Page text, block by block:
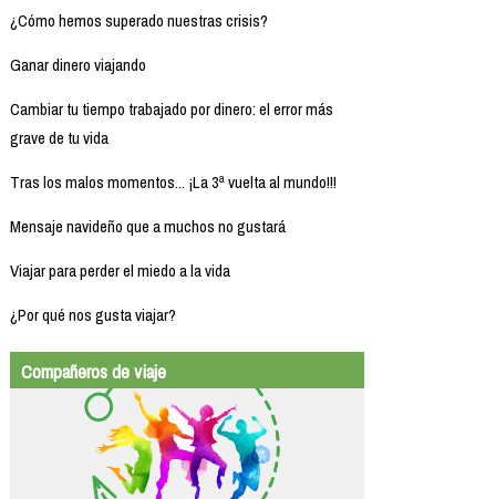
¿Cómo hemos superado nuestras crisis?
Ganar dinero viajando
Cambiar tu tiempo trabajado por dinero: el error más
grave de tu vida
Tras los malos momentos... ¡La 3ª vuelta al mundo!!!
Mensaje navideño que a muchos no gustará
Viajar para perder el miedo a la vida
¿Por qué nos gusta viajar?
Compañeros de viaje